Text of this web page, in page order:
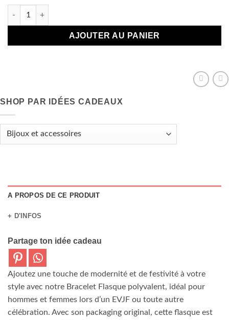
quantité de Bracelet Flasque EVJF
AJOUTER AU PANIER
SHOP PAR IDÉES CADEAUX
A PROPOS DE CE PRODUIT
+ D'INFOS
Partage ton idée cadeau
Ajoutez une touche de modernité et de festivité à votre
style avec notre Bracelet Flasque polyvalent, idéal pour
hommes et femmes lors d’un EVJF ou toute autre
célébration. Avec son packaging original, cette flasque est